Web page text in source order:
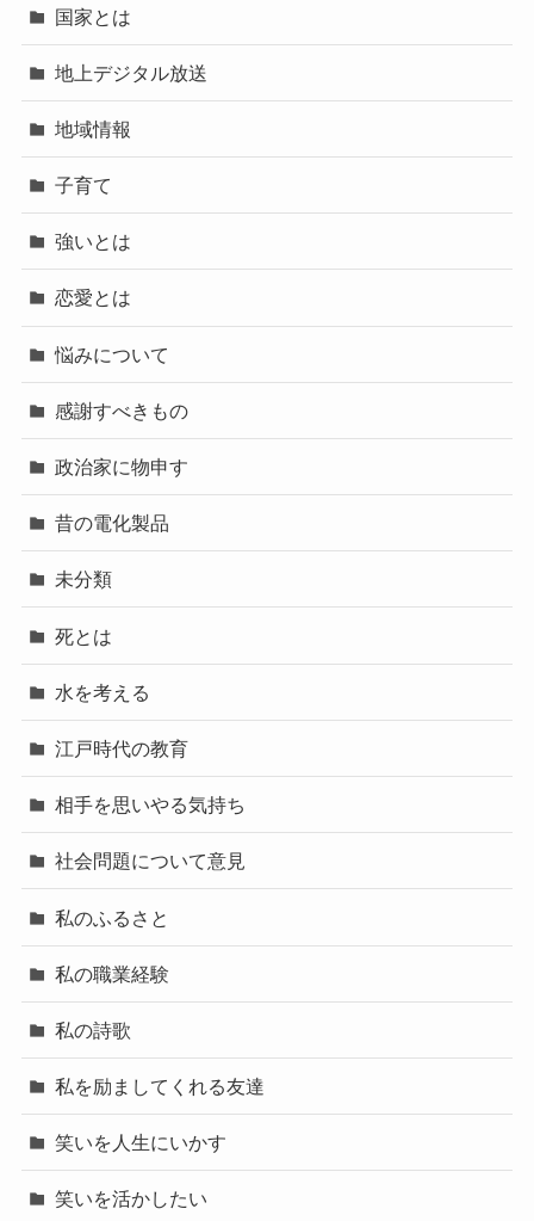
国家とは
地上デジタル放送
地域情報
子育て
強いとは
恋愛とは
悩みについて
感謝すべきもの
政治家に物申す
昔の電化製品
未分類
死とは
水を考える
江戸時代の教育
相手を思いやる気持ち
社会問題について意見
私のふるさと
私の職業経験
私の詩歌
私を励ましてくれる友達
笑いを人生にいかす
笑いを活かしたい